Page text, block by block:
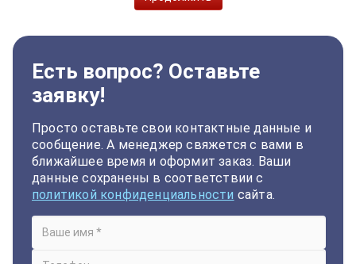
Есть вопрос? Оставьте
заявку!
Просто оставьте свои контактные данные и
сообщение. А менеджер свяжется с вами в
ближайшее время и оформит заказ. Ваши
данные сохранены в соответствии с
политикой конфиденциальности сайта.